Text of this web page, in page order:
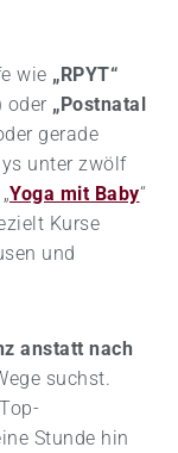
wie „RPYT“
oder „Postnatal
gerade
unter zwölf
Yoga mit Baby“
Kurse
und
anstatt nach
suchst.
Stunde hin